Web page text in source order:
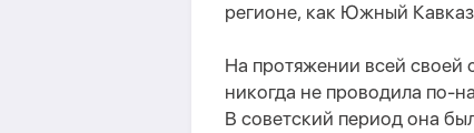
регионе, как Южный
На протяжении всей своей
никогда не проводила по-
В советский период она